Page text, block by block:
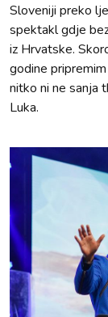
Sloveniji preko
spektakl gdje
iz Hrvatske.
godine
nitko ni ne sanja
Luka.